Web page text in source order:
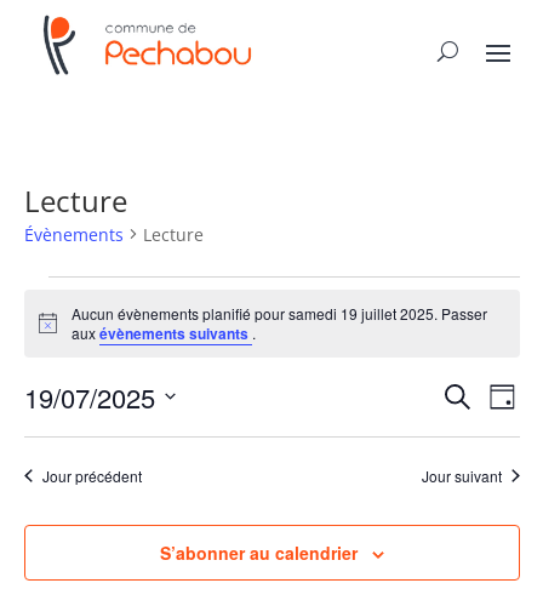
Lecture
Évènements Lecture
Évènements
for
samedi
19
juillet
2025
Notice
Aucun évènements planifié pour samedi 19 juillet 2025. Passer
auxévènements suivants .
et
de
vues
Recherche
de
Jour
19/07/2025
date.Jour précédent Jour suivant
S’abonner au calendrier